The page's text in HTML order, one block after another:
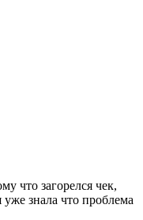
что загорелся чек,
знала что проблема